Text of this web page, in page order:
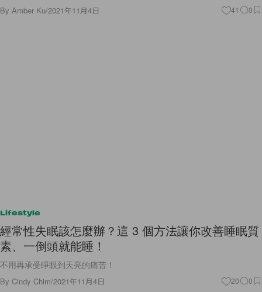
By Amber Ku/2021年11月4日 41 0
Lifestyle
經常性失眠該怎麼辦？這 3 個方法讓你改善睡眠質
素、一倒頭就能睡！
不用再承受睜眼到天亮的痛苦！
By Cindy Chim/2021年11月4日 20 0